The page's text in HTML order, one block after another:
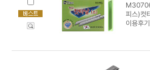
피스)컷
이용후